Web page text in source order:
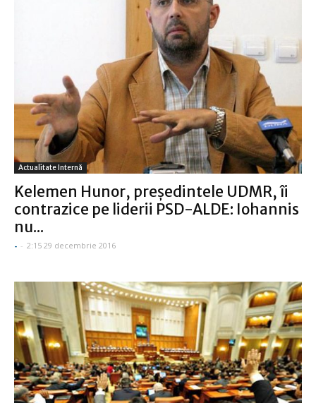
Actualitate Internă
Kelemen Hunor, preşedintele UDMR, îi
contrazice pe liderii PSD-ALDE: Iohannis
nu...
- - 2:15 29 decembrie 2016